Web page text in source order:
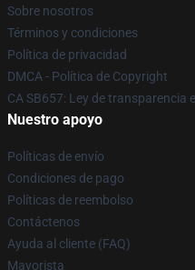
Sobre nosotros
Términos y condiciones
Política de privacidad
DMCA - Política de Copyright
CA SB657: Ley de transparencia
Nuestro apoyo
Políticas de envío
Condiciones de pago
Políticas de reembolso
Contáctenos
Ayuda al cliente (FAQ)
Mayorista